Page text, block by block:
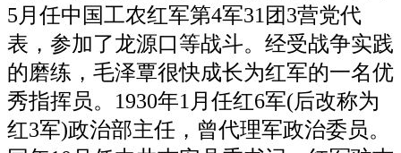
5月任中国工农红军第4军31团3营党代
表，参加了龙源口等战斗。经受战争实践
的磨练，毛泽覃很快成长为红军的一名优
秀指挥员。1930年1月任红6军(后改称为
红3军)政治部主任，曾代理军政治委员。